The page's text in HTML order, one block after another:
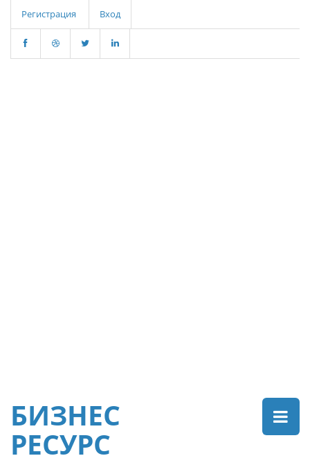
Регистрация Вход
БИЗНЕС
РЕСУРС